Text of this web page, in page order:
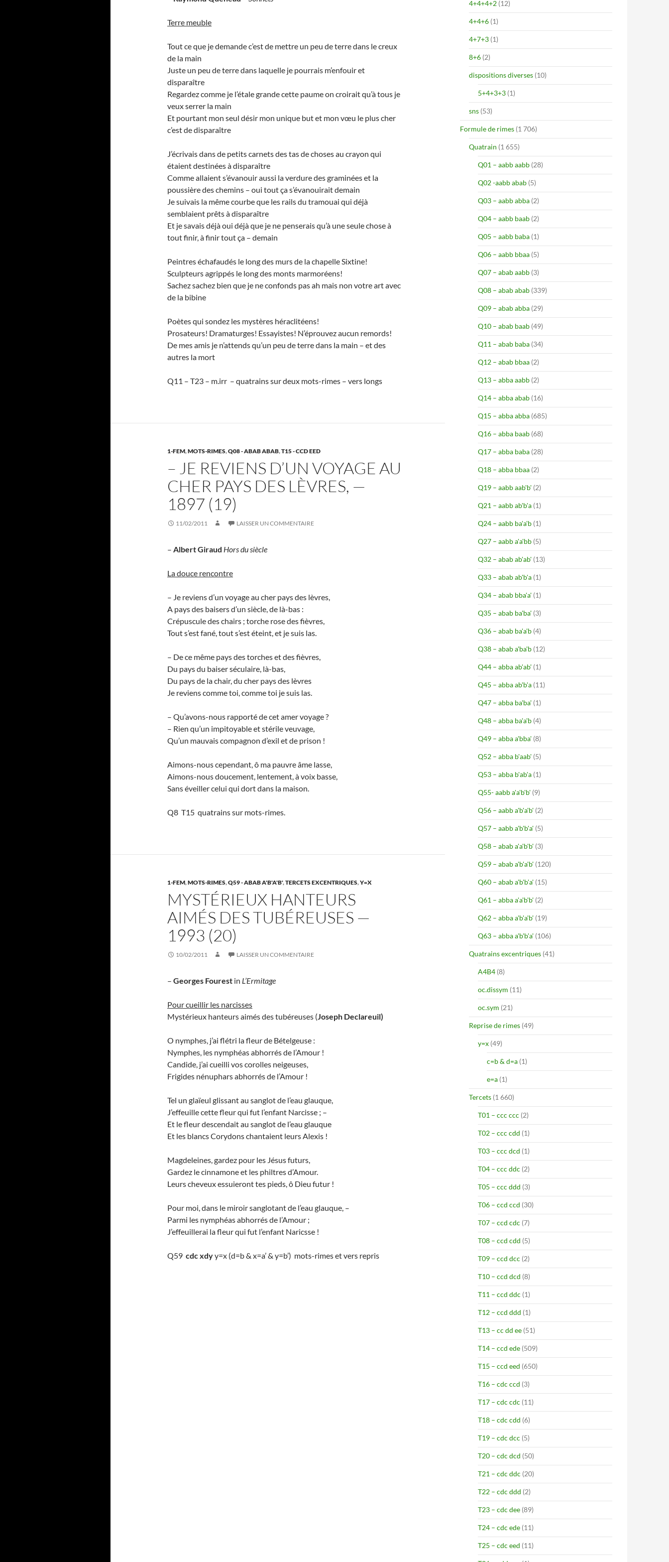
Terre meuble
Tout ce que je demande c’est de mettre un peu de terre dans le creux
de la main
Juste un peu de terre dans laquelle je pourrais m’enfouir et
disparaître
Regardez comme je l’étale grande cette paume on croirait qu’à tous je
veux serrer la main
Et pourtant mon seul désir mon unique but et mon vœu le plus cher
c’est de disparaître
J’écrivais dans de petits carnets des tas de choses au crayon qui
étaient destinées à disparaître
Comme allaient s’évanouir aussi la verdure des graminées et la
poussière des chemins – oui tout ça s’évanouirait demain
Je suivais la même courbe que les rails du tramouai qui déjà
semblaient prêts à disparaître
Et je savais déjà oui déjà que je ne penserais qu’à une seule chose à
tout finir, à finir tout ça – demain
Peintres échafaudés le long des murs de la chapelle Sixtine!
Sculpteurs agrippés le long des monts marmoréens!
Sachez sachez bien que je ne confonds pas ah mais non votre art avec
de la bibine
Poètes qui sondez les mystères héraclitéens!
Prosateurs! Dramaturges! Essayistes! N’éprouvez aucun remords!
De mes amis je n’attends qu’un peu de terre dans la main – et des
autres la mort
Q11 – T23 – m.irr – quatrains sur deux mots-rimes – vers longs
1-FEM,MOTS-RIMES,Q08 - ABAB ABAB,T15 - CCD EED
– JE REVIENS D’UN VOYAGE AU
CHER PAYS DES LÈVRES, —
1897 (19)
11/02/2011 LAISSER UN COMMENTAIRE
– Albert Giraud Hors du siècle
La douce rencontre
– Je reviens d’un voyage au cher pays des lèvres,
A pays des baisers d’un siècle, de là-bas :
Crépuscule des chairs ; torche rose des fièvres,
Tout s’est fané, tout s’est éteint, et je suis las.
– De ce même pays des torches et des fièvres,
Du pays du baiser séculaire, là-bas,
Du pays de la chair, du cher pays des lèvres
Je reviens comme toi, comme toi je suis las.
– Qu’avons-nous rapporté de cet amer voyage ?
– Rien qu’un impitoyable et stérile veuvage,
Qu’un mauvais compagnon d’exil et de prison !
Aimons-nous cependant, ô ma pauvre âme lasse,
Aimons-nous doucement, lentement, à voix basse,
Sans éveiller celui qui dort dans la maison.
Q8 T15 quatrains sur mots-rimes.
1-FEM,MOTS-RIMES,Q59 - ABAB A'B'A'B',TERCETS EXCENTRIQUES,Y=X
MYSTÉRIEUX HANTEURS
AIMÉS DES TUBÉREUSES —
1993 (20)
10/02/2011 LAISSER UN COMMENTAIRE
– Georges Fourest in L’Ermitage
Pour cueillir les narcisses
Mystérieux hanteurs aimés des tubéreuses (Joseph Declareuil)
O nymphes, j’ai flétri la fleur de Bételgeuse :
Nymphes, les nymphéas abhorrés de l’Amour !
Candide, j’ai cueilli vos corolles neigeuses,
Frigides nénuphars abhorrés de l’Amour !
Tel un glaïeul glissant au sanglot de l’eau glauque,
J’effeuille cette fleur qui fut l’enfant Narcisse ; –
Et le fleur descendait au sanglot de l’eau glauque
Et les blancs Corydons chantaient leurs Alexis !
Magdeleines, gardez pour les Jésus futurs,
Gardez le cinnamone et les philtres d’Amour.
Leurs cheveux essuieront tes pieds, ô Dieu futur !
Pour moi, dans le miroir sanglotant de l’eau glauque, –
Parmi les nymphéas abhorrés de l’Amour ;
J’effeuillerai la fleur qui fut l’enfant Naricsse !
Q59 cdc xdyy=x (d=b & x=a’ & y=b’) mots-rimes et vers repris
4+4+4+2 (12)
4+4+6 (1)
4+7+3 (1)
8+6 (2)
dispositions diverses (10)
5+4+3+3 (1)
sns (53)
Formule de rimes (1 706)
Quatrain (1 655)
Q01 – aabb aabb (28)
Q02 -aabb abab (5)
Q03 – aabb abba (2)
Q04 – aabb baab (2)
Q05 – aabb baba (1)
Q06 – aabb bbaa (5)
Q07 – abab aabb (3)
Q08 – abab abab (339)
Q09 – abab abba (29)
Q10 – abab baab (49)
Q11 – abab baba (34)
Q12 – abab bbaa (2)
Q13 – abba aabb (2)
Q14 – abba abab (16)
Q15 – abba abba (685)
Q16 – abba baab (68)
Q17 – abba baba (28)
Q18 – abba bbaa (2)
Q19 – aabb aab'b' (2)
Q21 – aabb ab'b'a (1)
Q24 – aabb ba'a'b (1)
Q27 – aabb a'a'bb (5)
Q32 – abab ab'ab' (13)
Q33 – abab ab'b'a (1)
Q34 – abab bba'a' (1)
Q35 – abab ba'ba' (3)
Q36 – abab ba'a'b (4)
Q38 – abab a'ba'b (12)
Q44 – abba ab'ab' (1)
Q45 – abba ab'b'a (11)
Q47 – abba ba'ba' (1)
Q48 – abba ba'a'b (4)
Q49 – abba a'bba' (8)
Q52 – abba b'aab' (5)
Q53 – abba b'ab'a (1)
Q55- aabb a'a'b'b' (9)
Q56 – aabb a'b'a'b' (2)
Q57 – aabb a'b'b'a' (5)
Q58 – abab a'a'b'b' (3)
Q59 – abab a'b'a'b' (120)
Q60 – abab a'b'b'a' (15)
Q61 – abba a'a'b'b' (2)
Q62 – abba a'b'a'b' (19)
Q63 – abba a'b'b'a' (106)
Quatrains excentriques (41)
A4B4 (8)
oc.dissym (11)
oc.sym (21)
Reprise de rimes (49)
y=x (49)
c=b & d=a (1)
e=a (1)
Tercets (1 660)
T01 – ccc ccc (2)
T02 – ccc cdd (1)
T03 – ccc dcd (1)
T04 – ccc ddc (2)
T05 – ccc ddd (3)
T06 – ccd ccd (30)
T07 – ccd cdc (7)
T08 – ccd cdd (5)
T09 – ccd dcc (2)
T10 – ccd dcd (8)
T11 – ccd ddc (1)
T12 – ccd ddd (1)
T13 – cc dd ee (51)
T14 – ccd ede (509)
T15 – ccd eed (650)
T16 – cdc ccd (3)
T17 – cdc cdc (11)
T18 – cdc cdd (6)
T19 – cdc dcc (5)
T20 – cdc dcd (50)
T21 – cdc ddc (20)
T22 – cdc ddd (2)
T23 – cdc dee (89)
T24 – cdc ede (11)
T25 – cdc eed (11)